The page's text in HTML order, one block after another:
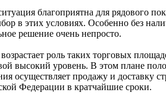
благоприятна для рядового
в этих условиях. Особенно без
решение очень непросто.
роль таких торговых
высокий уровень. В этом плане
осуществляет продажу и доставку
Федерации в кратчайшие сроки.